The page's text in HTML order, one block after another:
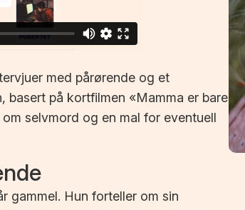
med pårørende og et
basert på kortfilmen «Mamma er bare
selvmord og en mal for eventuell
gammel. Hun forteller om sin